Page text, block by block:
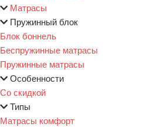
Матрасы
Пружинный блок
Блок боннель
Беспружинные матрасы
Пружинные матрасы
Особенности
Со скидкой
Типы
Матрасы комфорт